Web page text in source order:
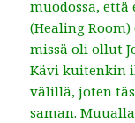
muodossa,
(Healing
missä oli ollut
Kävi kuitenkin
välillä, joten
saman.